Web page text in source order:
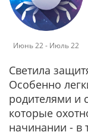
Июнь 22 - Июль 22
Светила
Особенно
родителями и
которые
начинании - в